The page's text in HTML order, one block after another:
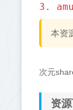
3.
本资
次元
资